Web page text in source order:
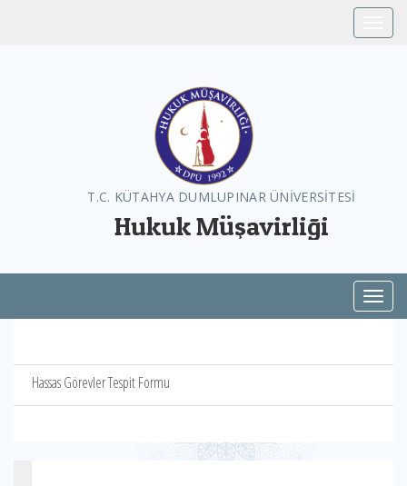
T.C. KÜTAHYA DUMLUPINAR ÜNİVERSİTESİ
Hukuk Müşavirliği
Hassas Görevler Tespit Formu